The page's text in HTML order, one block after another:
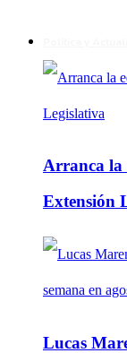
Arranca la
Extensión
Lucas